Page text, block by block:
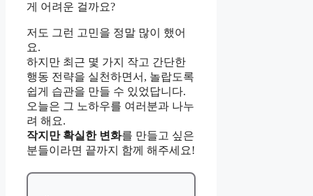
게 어려운 걸까요?
저도 그런 고민을 정말 많이 했어
요.
하지만 최근 몇 가지 작고 간단한
행동 전략을 실천하면서, 놀랍도록
쉽게 습관을 만들 수 있었답니다.
오늘은 그 노하우를 여러분과 나누
려 해요.
작지만 확실한 변화를 만들고 싶은
분들이라면 끝까지 함께 해주세요!